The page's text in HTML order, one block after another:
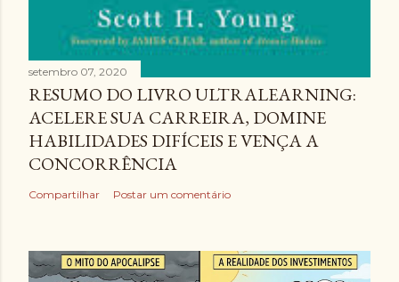
setembro 07, 2020
RESUMO DO LIVRO ULTRALEARNING:
ACELERE SUA CARREIRA, DOMINE
HABILIDADES DIFÍCEIS E VENÇA A
CONCORRÊNCIA
Compartilhar Postar um comentário